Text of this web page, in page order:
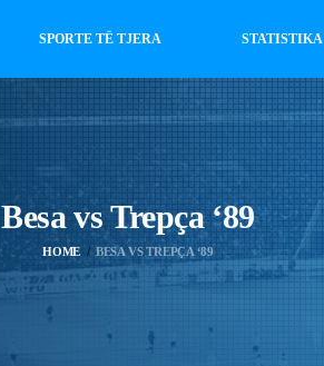
SPORTE TË TJERA STATISTIKA
Besa vs Trepça ‘89
HOME BESA VS TREPÇA ‘89